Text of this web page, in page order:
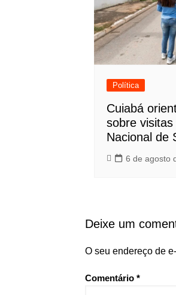
Política
Cuiabá
sobre
Nacional de
6 de agosto
Deixe um
O seu endereço de
Comentário *